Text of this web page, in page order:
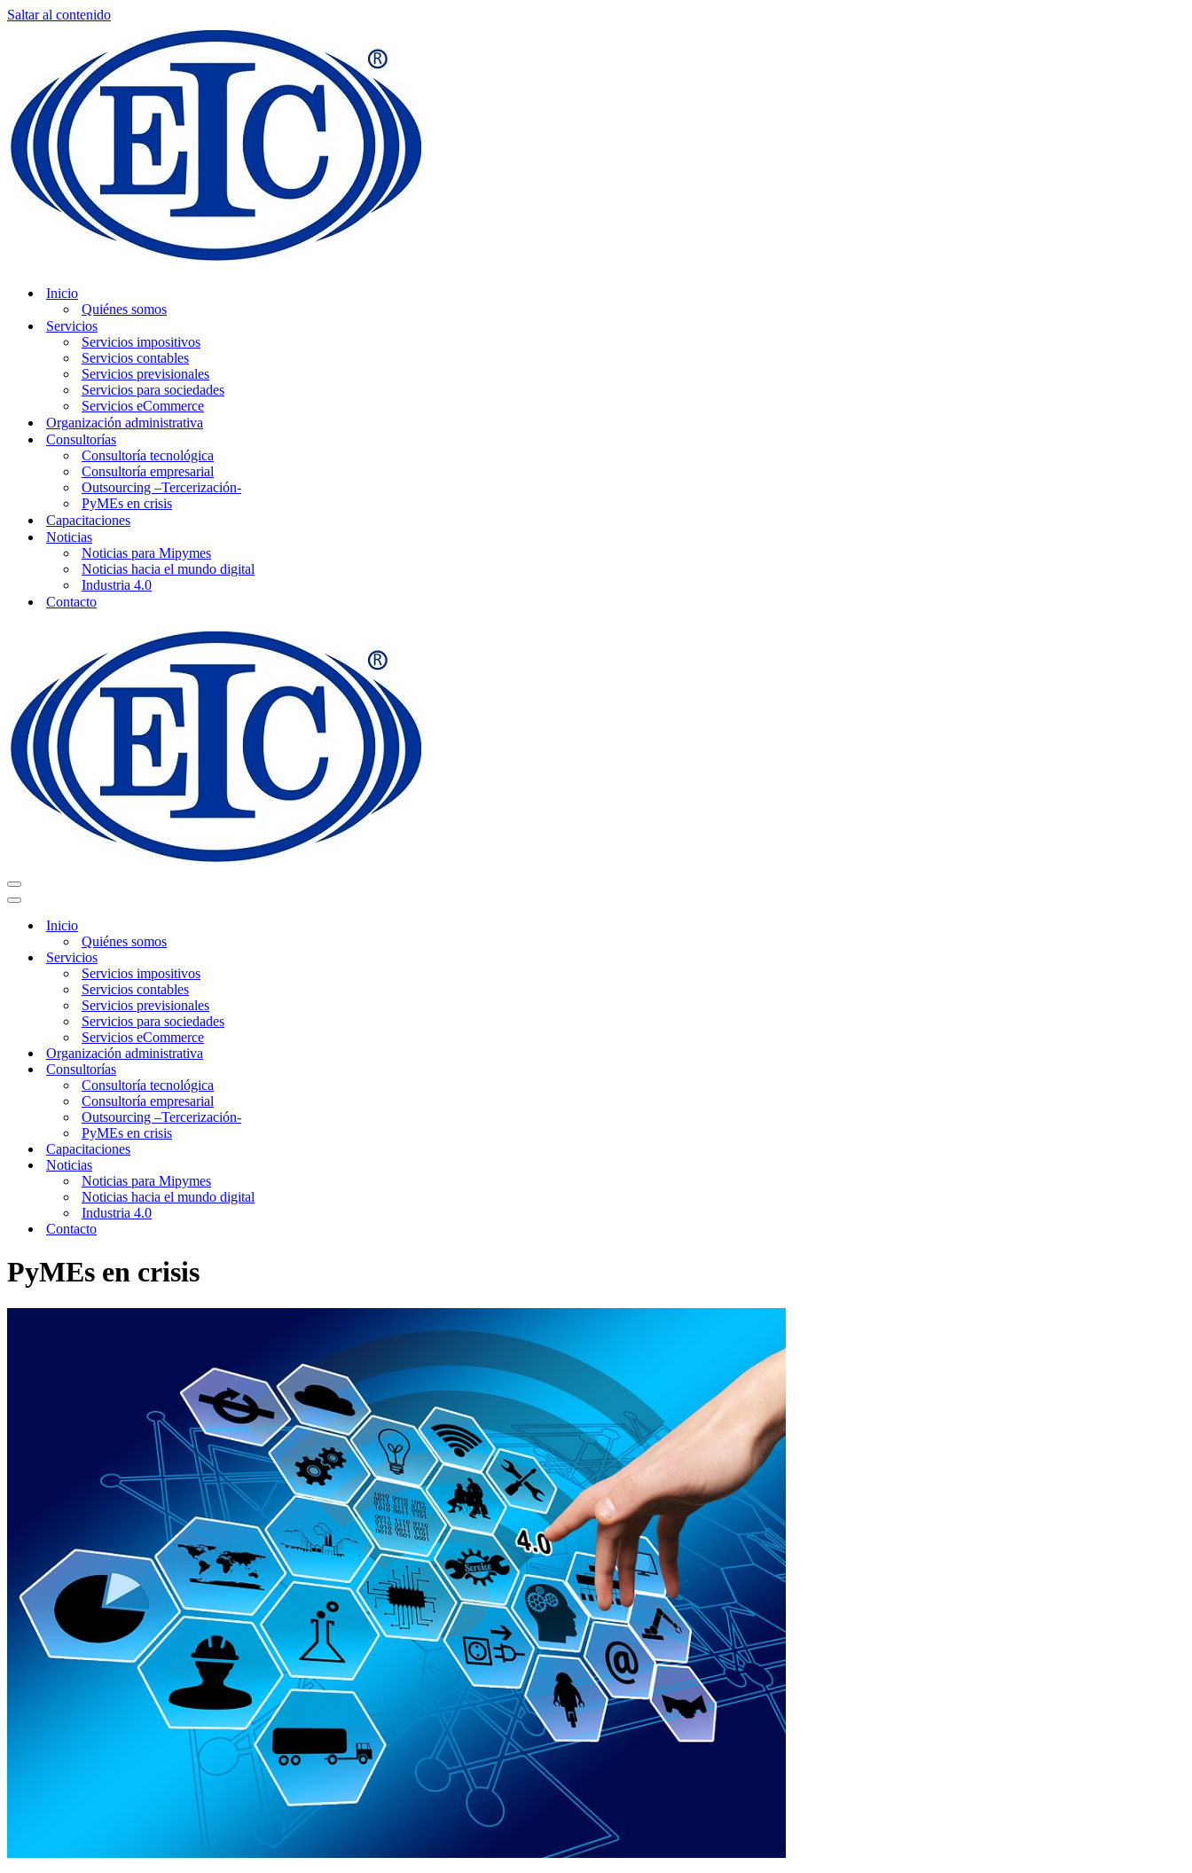
Saltar al contenido
Inicio
Quiénes somos
Servicios
Servicios impositivos
Servicios contables
Servicios previsionales
Servicios para sociedades
Servicios eCommerce
Organización administrativa
Consultorías
Consultoría tecnológica
Consultoría empresarial
Outsourcing –Tercerización-
PyMEs en crisis
Capacitaciones
Noticias
Noticias para Mipymes
Noticias hacia el mundo digital
Industria 4.0
Contacto
Menú
de
Menú
navegación
Inicio
Quiénes somos
Servicios
Servicios impositivos
Servicios contables
Servicios previsionales
Servicios para sociedades
Servicios eCommerce
Organización administrativa
Consultorías
Consultoría tecnológica
Consultoría empresarial
Outsourcing –Tercerización-
PyMEs en crisis
Capacitaciones
Noticias
Noticias para Mipymes
Noticias hacia el mundo digital
Industria 4.0
Contacto
PyMEs en crisis